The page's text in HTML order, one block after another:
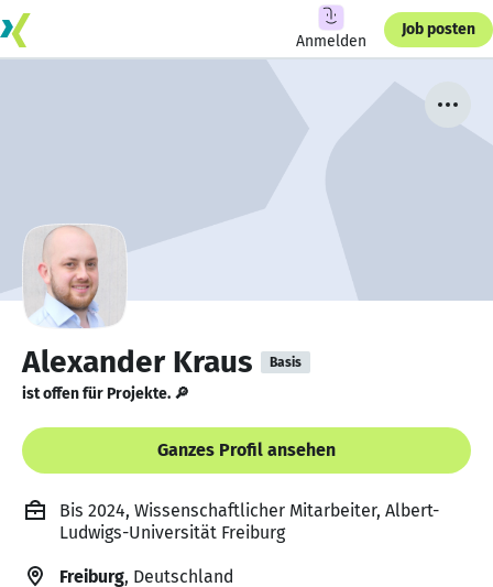
Anmelden
Job posten
Alexander Kraus Basis
ist offen für Projekte. 🔎
Ganzes Profil ansehen
Bis 2024, Wissenschaftlicher Mitarbeiter, Albert-
Ludwigs-Universität Freiburg
Freiburg, Deutschland